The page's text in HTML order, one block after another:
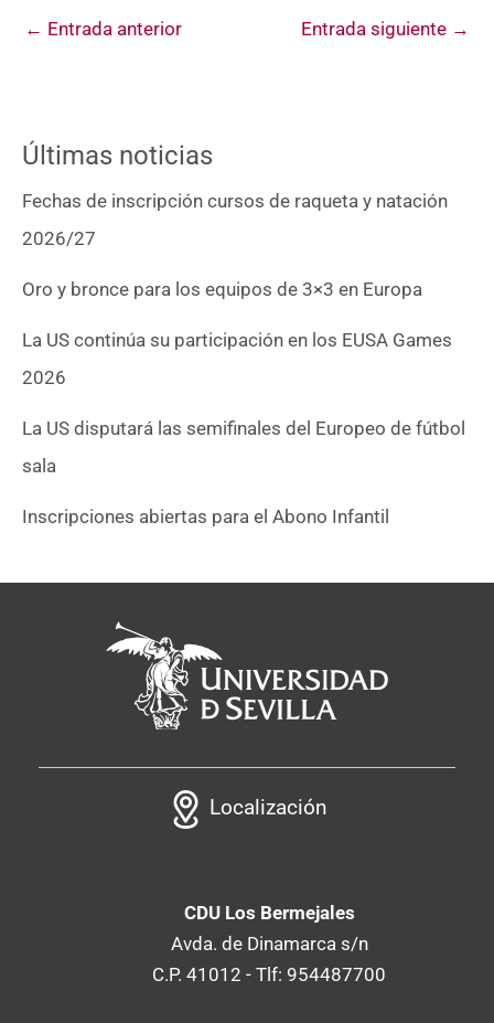
← Entrada anterior Entrada siguiente →
Últimas noticias
Fechas de inscripción cursos de raqueta y natación
2026/27
Oro y bronce para los equipos de 3×3 en Europa
La US continúa su participación en los EUSA Games
2026
La US disputará las semifinales del Europeo de fútbol
sala
Inscripciones abiertas para el Abono Infantil
Localización
CDU Los Bermejales
Avda. de Dinamarca s/n
C.P. 41012 - Tlf: 954487700